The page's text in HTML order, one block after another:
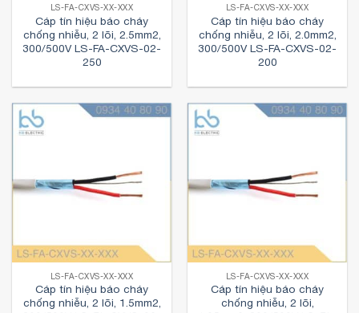
LS-FA-CXVS-XX-XXX
Cáp tín hiệu báo cháy
chống nhiễu, 2 lõi, 2.5mm2,
300/500V LS-FA-CXVS-02-
250
LS-FA-CXVS-XX-XXX
Cáp tín hiệu báo cháy
chống nhiễu, 2 lõi, 2.0mm2,
300/500V LS-FA-CXVS-02-
200
LS-FA-CXVS-XX-XXX
Cáp tín hiệu báo cháy
chống nhiễu, 2 lõi, 1.5mm2,
LS-FA-CXVS-XX-XXX
Cáp tín hiệu báo cháy
chống nhiễu, 2 lõi,